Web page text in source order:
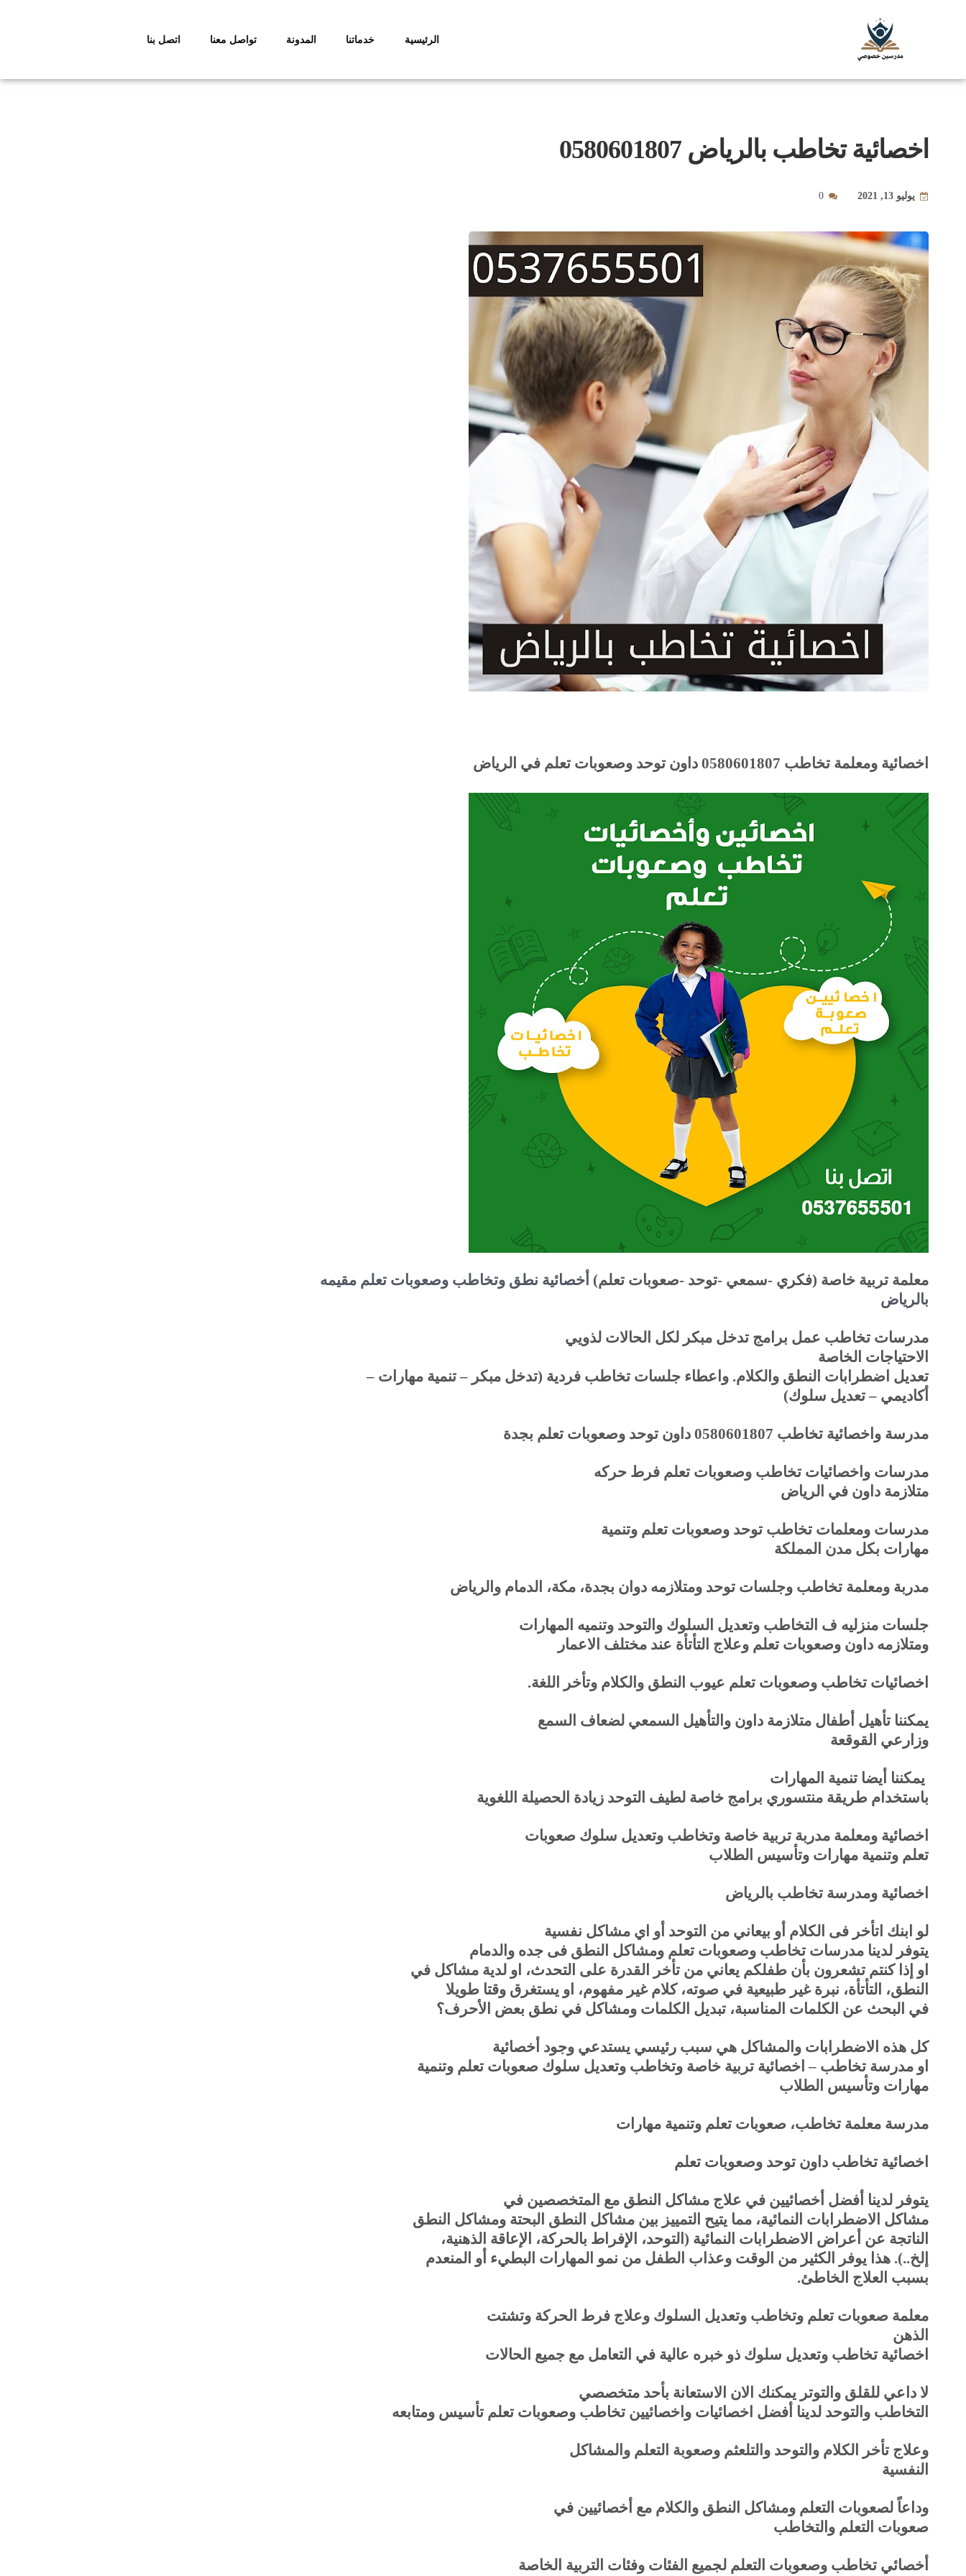
الرئيسية خدماتنا المدونة تواصل معنا اتصل بنا
اخصائية تخاطب بالرياض 0580601807
يوليو 13, 2021
اخصائية ومعلمة تخاطب 0580601807 داون توحد وصعوبات تعلم في الرياض
معلمة تربية خاصة (فكري -سمعي -توحد -صعوبات تعلم) أخصائية نطق وتخاطب وصعوبات تعلم مقيمه
بالرياض
مدرسات تخاطب عمل برامج تدخل مبكر لكل الحالات لذويي
الاحتياجات الخاصة
تعديل اضطرابات النطق والكلام. واعطاء جلسات تخاطب فردية (تدخل مبكر – تنمية مهارات –
أكاديمي – تعديل سلوك)
مدرسة واخصائية تخاطب 0580601807 داون توحد وصعوبات تعلم بجدة
مدرسات واخصائيات تخاطب وصعوبات تعلم فرط حركه
متلازمة داون في الرياض
مدرسات ومعلمات تخاطب توحد وصعوبات تعلم وتنمية
مهارات بكل مدن المملكة
مدربة ومعلمة تخاطب وجلسات توحد ومتلازمه دوان بجدة، مكة، الدمام والرياض
جلسات منزليه ف التخاطب وتعديل السلوك والتوحد وتنميه المهارات
ومتلازمه داون وصعوبات تعلم وعلاج التأتأة عند مختلف الاعمار
اخصائيات تخاطب وصعوبات تعلم عيوب النطق والكلام وتأخر اللغة.
يمكننا تأهيل أطفال متلازمة داون والتأهيل السمعي لضعاف السمع
وزارعي القوقعة
يمكننا أيضا تنمية المهارات
باستخدام طريقة منتسوري برامج خاصة لطيف التوحد زيادة الحصيلة اللغوية
اخصائية ومعلمة مدربة تربية خاصة وتخاطب وتعديل سلوك صعوبات
تعلم وتنمية مهارات وتأسيس الطلاب
اخصائية ومدرسة تخاطب بالرياض
لو ابنك اتأخر فى الكلام أو بيعاني من التوحد أو اي مشاكل نفسية
يتوفر لدينا مدرسات تخاطب وصعوبات تعلم ومشاكل النطق فى جده والدمام
او إذا كنتم تشعرون بأن طفلكم يعاني من تأخر القدرة على التحدث، او لدية مشاكل في
النطق، التأتأة، نبرة غير طبيعية في صوته، كلام غير مفهوم، او يستغرق وقتا طويلا
في البحث عن الكلمات المناسبة، تبديل الكلمات ومشاكل في نطق بعض الأحرف؟
كل هذه الاضطرابات والمشاكل هي سبب رئيسي يستدعي وجود أخصائية
او مدرسة تخاطب – اخصائية تربية خاصة وتخاطب وتعديل سلوك صعوبات تعلم وتنمية
مهارات وتأسيس الطلاب
مدرسة معلمة تخاطب، صعوبات تعلم وتنمية مهارات
اخصائية تخاطب داون توحد وصعوبات تعلم
يتوفر لدينا أفضل أخصائيين في علاج مشاكل النطق مع المتخصصين في
مشاكل الاضطرابات النمائية، مما يتيح التمييز بين مشاكل النطق البحتة ومشاكل النطق
الناتجة عن أعراض الاضطرابات النمائية (التوحد، الإفراط بالحركة، الإعاقة الذهنية،
إلخ..). هذا يوفر الكثير من الوقت وعذاب الطفل من نمو المهارات البطيء أو المنعدم
بسبب العلاج الخاطئ.
معلمة صعوبات تعلم وتخاطب وتعديل السلوك وعلاج فرط الحركة وتشتت
الذهن
اخصائية تخاطب وتعديل سلوك ذو خبره عالية في التعامل مع جميع الحالات
لا داعي للقلق والتوتر يمكنك الان الاستعانة بأحد متخصصي
التخاطب والتوحد لدينا أفضل اخصائيات واخصائيين تخاطب وصعوبات تعلم تأسيس ومتابعه
وعلاج تأخر الكلام والتوحد والتلعثم وصعوبة التعلم والمشاكل
النفسية
وداعاً لصعوبات التعلم ومشاكل النطق والكلام مع أخصائيين في
صعوبات التعلم والتخاطب
أخصائي تخاطب وصعوبات التعلم لجميع الفئات وفئات التربية الخاصة